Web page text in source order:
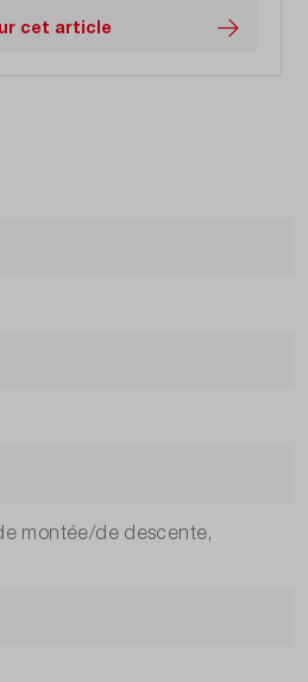
cet article
montée/de descente,